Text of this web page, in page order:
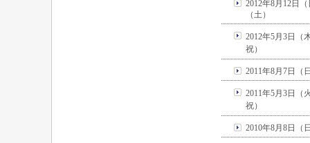
2012年8月12日
（土）
2012年5月3日（
祝）
2011年8月7日（
2011年5月3日（
祝）
2010年8月8日（